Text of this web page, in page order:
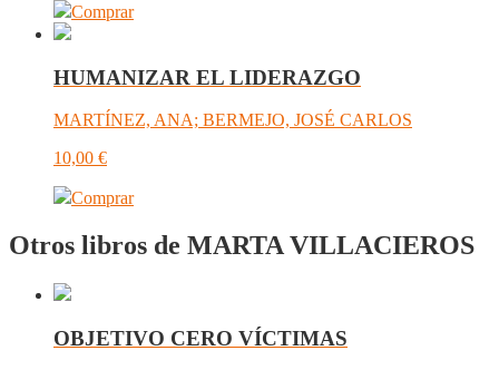
Comprar
HUMANIZAR EL LIDERAZGO
MARTÍNEZ, ANA; BERMEJO, JOSÉ CARLOS
10,00 €
Comprar
Otros libros de MARTA VILLACIEROS
OBJETIVO CERO VÍCTIMAS